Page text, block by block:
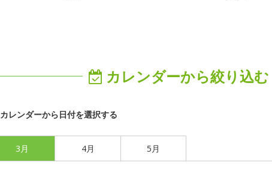
カレンダーから絞り込む
カレンダーから日付を選択する
3月 4月 5月